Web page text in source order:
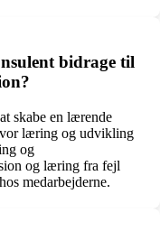
bidrage til
skabe en lærende
læring og udvikling
og
og læring fra fejl
medarbejderne.